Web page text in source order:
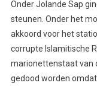
Onder Jolande Sap
steunen. Onder het
akkoord voor het
corrupte Islamitische
marionettenstaat van
gedood worden